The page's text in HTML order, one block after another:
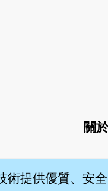
關於
術提供優質、安